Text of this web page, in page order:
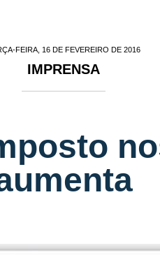
FEIRA, 16 DE FEVEREIRO DE 2016
IMPRENSA